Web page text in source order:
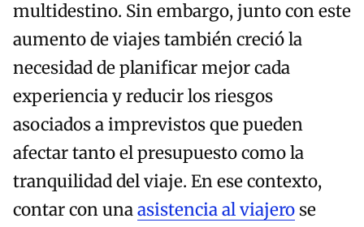
multidestino. Sin embargo, junto con este
aumento de viajes también creció la
necesidad de planificar mejor cada
experiencia y reducir los riesgos
asociados a imprevistos que pueden
afectar tanto el presupuesto como la
tranquilidad del viaje. En ese contexto,
contar con unaasistencia al viajero se